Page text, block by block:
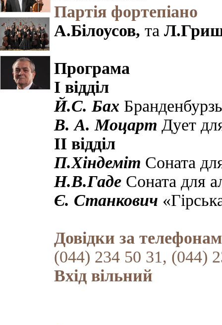
Партія фортепіано
А.Білоусов, та
Програма
І відділ
Й.С. Бах
В. А. Моцарт Дует
ІІ відділ
П.Хіндеміт Соната
Н.В.Гаде Соната для
Є. Станкович
Довідки за
(044) 234 50 31, (044)
Вхід вільний